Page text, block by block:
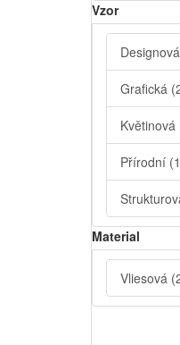
Vzor
Designová
Grafická
Květinová
Přírodní
Material
Vliesová